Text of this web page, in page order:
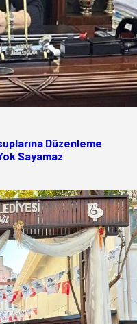
Düzenleme
Sayamaz